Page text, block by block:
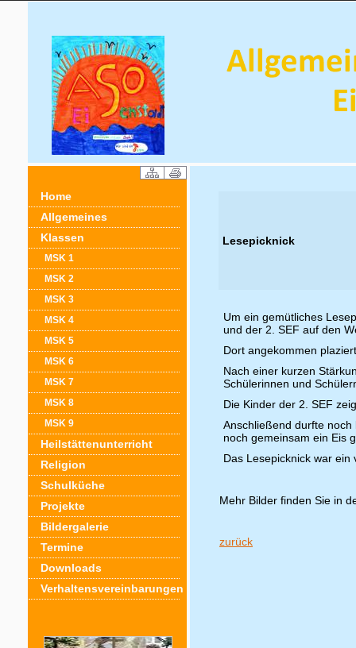
Home
Allgemeines
Klassen
MSK 1
MSK 2
MSK 3
MSK 4
MSK 5
MSK 6
MSK 7
MSK 8
MSK 9
Heilstättenunterricht
Religion
Schulküche
Projekte
Bildergalerie
Termine
Downloads
Verhaltensvereinbarungen
Lesepicknick
Um ein gemütliches
und der 2. SEF auf den
Dort angekommen
Nach einer kurzen
Schülerinnen und
Die Kinder der 2. SEF
Anschließend durfte
noch gemeinsam ein Eis
Das Lesepicknick war
Mehr Bilder finden Sie in
zurück